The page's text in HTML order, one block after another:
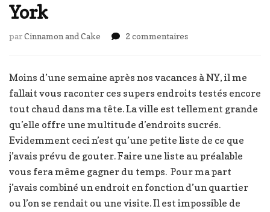
York
parCinnamon and Cake 2 commentairessur
à
New-
York
Moins d’une semaine après nos vacances à NY, il me
fallait vous raconter ces supers endroits testés encore
tout chaud dans ma tête. La ville est tellement grande
qu’elle offre une multitude d’endroits sucrés.
Evidemment ceci n’est qu’une petite liste de ce que
j’avais prévu de gouter. Faire une liste au préalable
vous fera même gagner du temps. Pour ma part
j’avais combiné un endroit en fonction d’un quartier
ou l’on se rendait ou une visite. Il est impossible de